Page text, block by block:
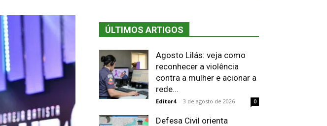
ÚLTIMOS ARTIGOS
Agosto Lilás: veja como
reconhecer a violência
contra a mulher e acionar a
rede...
Editor4 - 3 de agosto de 2026 0
Defesa Civil orienta